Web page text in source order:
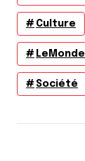
Culture
LeMonde
Société